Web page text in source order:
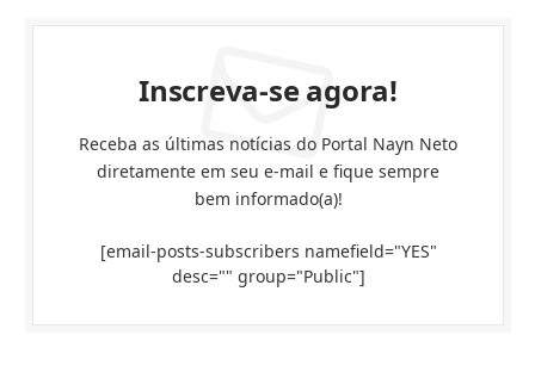
Inscreva-se agora!
Receba as últimas notícias do Portal Nayn Neto
diretamente em seu e-mail e fique sempre
bem informado(a)!
[email-posts-subscribers namefield="YES"
desc="" group="Public"]